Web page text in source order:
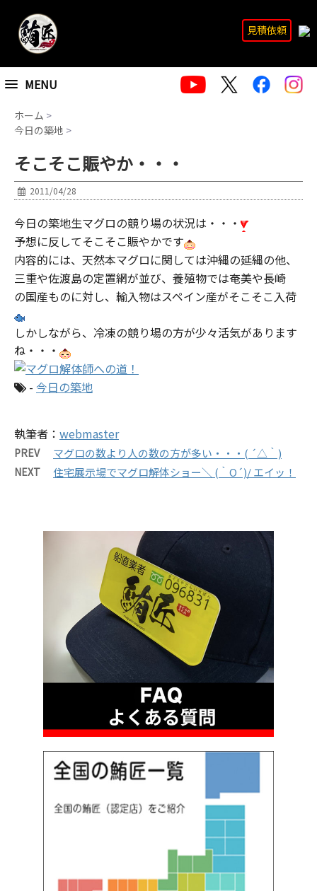
MENU
見積依頼
ホーム >
今日の築地 >
そこそこ賑やか・・・
2011/04/28
今日の築地生マグロの競り場の状況は・・・
予想に反してそこそこ賑やかです
内容的には、天然本マグロに関しては沖縄の延縄の他、
三重や佐渡島の定置網が並び、養殖物では奄美や長崎
の国産ものに対し、輸入物はスペイン産がそこそこ入荷
しかしながら、冷凍の競り場の方が少々活気があります
ね・・・
- 今日の築地
執筆者： webmaster
PREV マグロの数より人の数の方が多い・・・( ´△｀)
NEXT 住宅展示場でマグロ解体ショー＼ (｀O´)/ エイッ！